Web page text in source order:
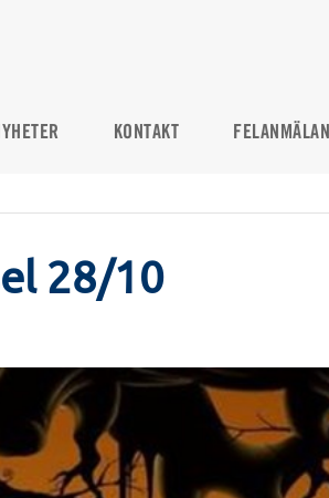
KONTAKT FELANMÄLAN
28/10